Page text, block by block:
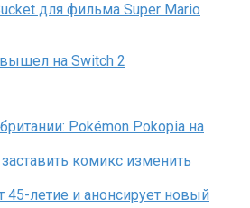
для фильма Super Mario
вышел на Switch 2
Pokémon Pokopia на
комикс изменить
45-летие и анонсирует новый